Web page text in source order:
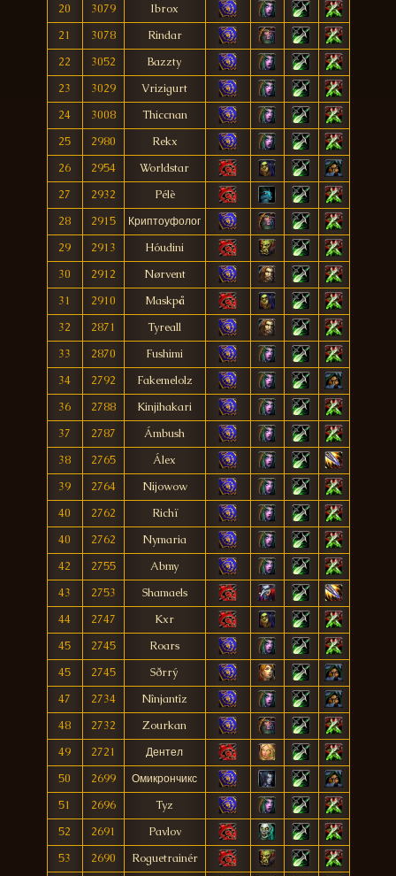
20
3079
Ibrox
21
3078
Rindar
22
3052
Bazzty
23
3029
Vrizigurt
24
3008
Thiccnan
25
2980
Rekx
26
2954
Worldstar
27
2932
Pélè
28
2915
Криптоуфолог
29
2913
Hóudini
30
2912
Nørvent
31
2910
Maskpå
32
2871
Tyreall
33
2870
Fushimi
34
2792
Fakemelolz
36
2788
Kinjihakari
37
2787
Ámbush
38
2765
Álex
39
2764
Nijowow
40
2762
Richï
40
2762
Nymaria
42
2755
Abmy
43
2753
Shamaels
44
2747
Kxr
45
2745
Roars
45
2745
Sðrrý
47
2734
Nînjantîz
48
2732
Zourkan
49
2721
Дентел
50
2699
Омикрончикс
51
2696
Tyz
52
2691
Pavlov
53
2690
Roguetrainér